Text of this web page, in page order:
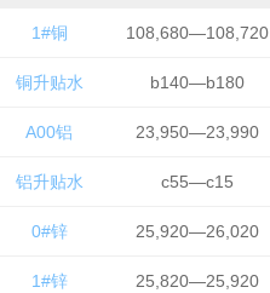
1#铜 108,680—108,720
铜升贴水 b140—b180
A00铝 23,950—23,990
铝升贴水 c55—c15
0#锌 25,920—26,020
1#锌 25,820—25,920